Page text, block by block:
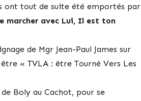
ont tout de suite été emportés par
marcher avec Lui, Il est ton
de Mgr Jean-Paul James sur
« TVLA : être Tourné Vers Les
Boly au Cachot, pour se